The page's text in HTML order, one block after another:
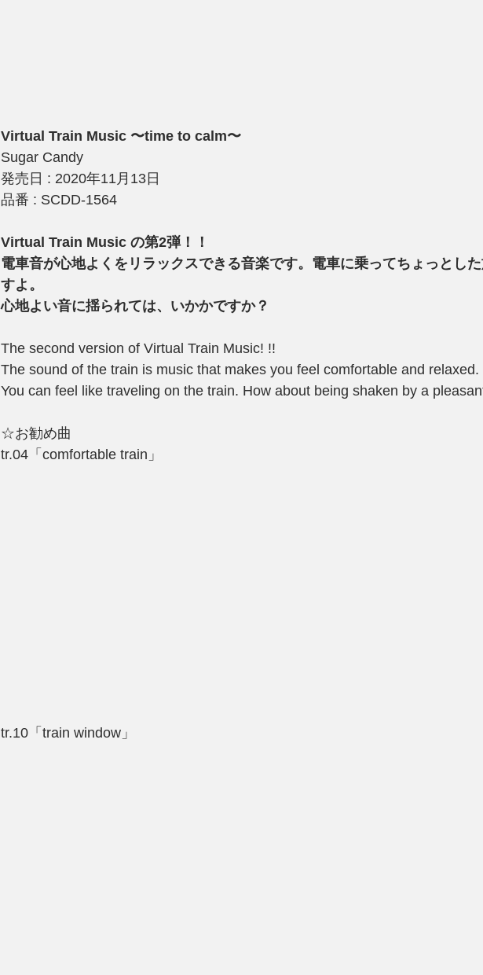
Virtual Train Music 〜time to calm〜
Sugar Candy
発売日 : 2020年11月13日
品番 : SCDD-1564
Virtual Train Music の第2弾！！
電車音が心地よくをリラックスできる音楽です。電車に乗ってちょっとし
すよ。
心地よい音に揺られては、いかかですか？
The second version of Virtual Train Music! !!
The sound of the train is music that makes you feel comfortable and relaxed.
You can feel like traveling on the train. How about being shaken by a
☆お勧め曲
tr.04「comfortable train」
tr.10「train window」